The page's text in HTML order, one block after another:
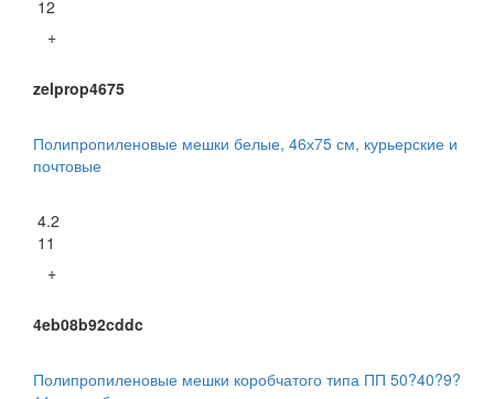
12
+
zelprop4675
Полипропиленовые мешки белые, 46х75 см, курьерские и
почтовые
4.2
11
+
4eb08b92cddc
Полипропиленовые мешки коробчатого типа ПП 50?40?9?